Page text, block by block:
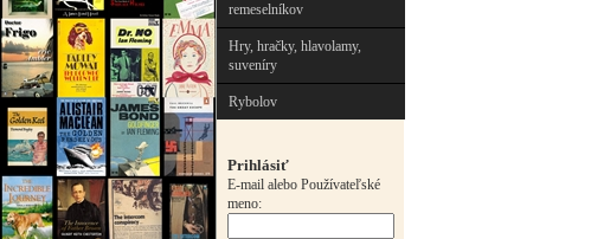
remeselníkov
Hry, hračky, hlavolamy,
suveníry
Rybolov
Prihlásiť
E-mail alebo Používateľské
meno: